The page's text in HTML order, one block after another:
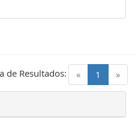
« 1 (current)
»
de Resultados: